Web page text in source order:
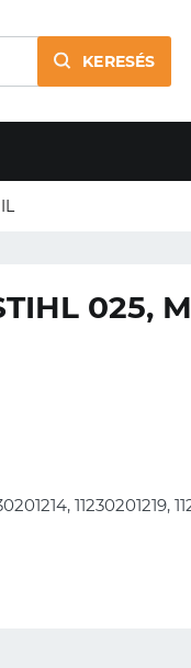
KERESÉS
025,
11230201219,